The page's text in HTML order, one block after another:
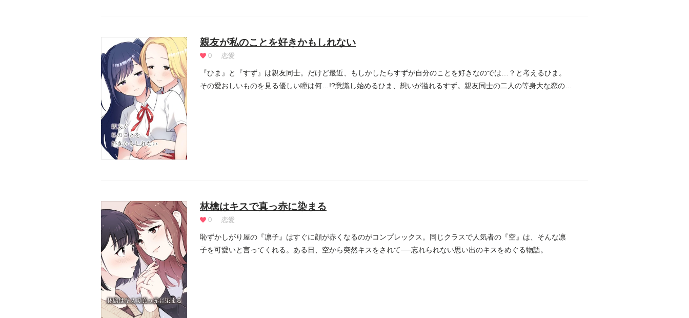
親友が私のことを好きかもしれない
0 恋愛
『ひま』と『すず』は親友同士。だけど最近、もしかしたらすずが自分のことを好きなのでは…？と考えるひま。
その愛おしいものを見る優しい瞳は何…!?意識し始めるひま、想いが溢れるすず。親友同士の二人の等身大な恋の物
林檎はキスで真っ赤に染まる
0 恋愛
恥ずかしがり屋の『凛子』はすぐに顔が赤くなるのがコンプレックス。同じクラスで人気者の『空』は、そんな凛
子を可愛いと言ってくれる。ある日、空から突然キスをされて──忘れられない思い出のキスをめぐる物語。